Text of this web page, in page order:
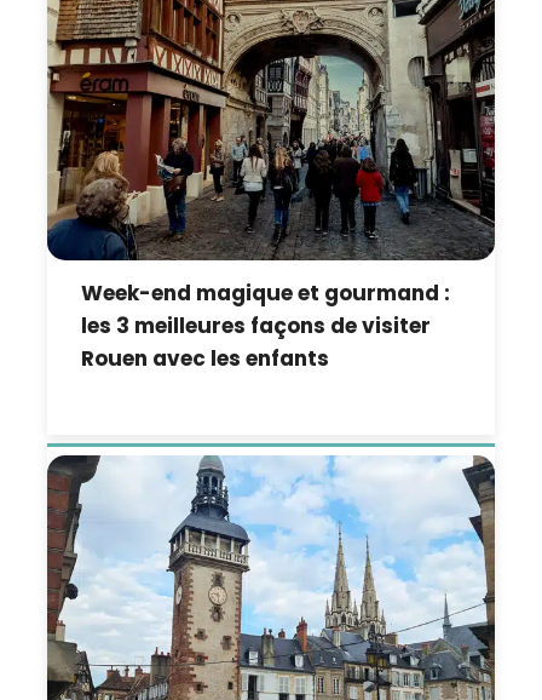
Week-end magique et gourmand :
les 3 meilleures façons de visiter
Rouen avec les enfants